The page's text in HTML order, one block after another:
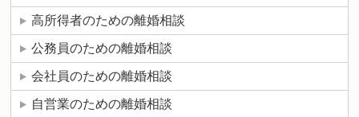
高所得者のための離婚相談
公務員のための離婚相談
会社員のための離婚相談
自営業のための離婚相談